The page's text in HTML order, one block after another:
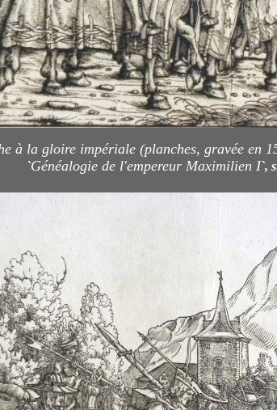
à la gloire impériale (planches, gravée en
`Généalogie de l'empereur Maximilien I`,